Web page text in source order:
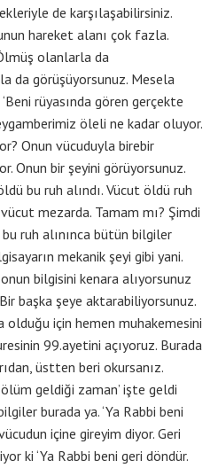
de karşılaşabilirsiniz.
hareket alanı çok fazla.
olanlarla da
da görüşüyorsunuz. Mesela
rüyasında gören gerçekte
öleli ne kadar oluyor.
Onun vücuduyla birebir
Onun bir şeyini görüyorsunuz.
bu ruh alındı. Vücut öldü ruh
mezarda. Tamam mı? Şimdi
ruh alınınca bütün bilgiler
mekanik şeyi gibi yani.
bilgisini kenara alıyorsunuz
başka şeye aktarabiliyorsunuz.
için hemen muhakemesini
99.ayetini açıyoruz. Burada
üstten beri okursanız.
ölüm geldiği zaman’ işte geldi
burada ya. ‘Ya Rabbi beni
içine gireyim diyor. Geri
ki ‘Ya Rabbi beni geri döndür.